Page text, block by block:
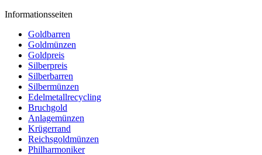
Informationsseiten
Goldbarren
Goldmünzen
Goldpreis
Silberpreis
Silberbarren
Silbermünzen
Edelmetallrecycling
Bruchgold
Anlagemünzen
Krügerrand
Reichsgoldmünzen
Philharmoniker